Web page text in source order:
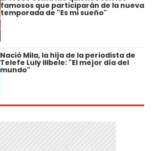
famosos que participarán de la nueva
temporada de "Es mi sueño"
Nació Mila, la hija de la periodista de
Telefe Luly Illbele: "El mejor día del
mundo"